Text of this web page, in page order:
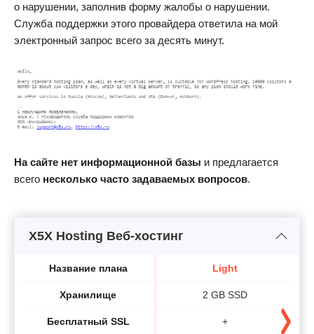
о нарушении, заполнив форму жалобы о нарушении.
Служба поддержки этого провайдера ответила на мой
электронный запрос всего за десять минут.
На сайте нет информационной базы и предлагается
всего несколько часто задаваемых вопросов.
X5X Hosting Веб-хостинг
Название плана
Хранилище
Бесплатный SSL
Light
2 GB SSD
+